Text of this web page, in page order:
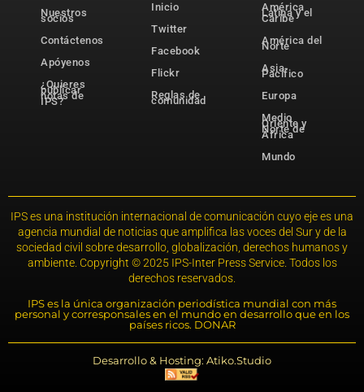
Nuestros
socios
Contáctenos
Apóyenos
¿Quieres
publicar
notas de
IPS?
Inicio
Twitter
Facebook
Flickr
Reglas de
comunidad
América
Latina y el
Caribe
América del
Norte
Asia-
Pacífico
Europa
Medio
Oriente y
Norte de
África
Mundo
IPS es una institución internacional de comunicación cuyo eje es una
agencia mundial de noticias que amplifica las voces del Sur y de la
sociedad civil sobre desarrollo, globalización, derechos humanos y
ambiente. Copyright © 2025 IPS-Inter Press Service. Todos los
derechos reservados.
IPS es la única organización periodística mundial con más
personal y corresponsales en el mundo en desarrollo que en los
países ricos. DONAR
Desarrollo & Hosting: Atiko.Studio